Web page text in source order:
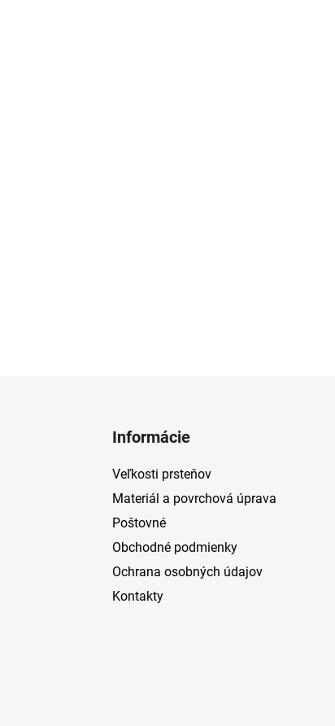
Informácie
Veľkosti prsteňov
Materiál a povrchová úprava
Poštovné
Obchodné podmienky
Ochrana osobných údajov
Kontakty